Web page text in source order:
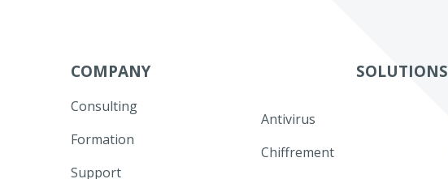
COMPANY
Consulting
Formation
Support
SOLUTIONS
Antivirus
Chiffrement